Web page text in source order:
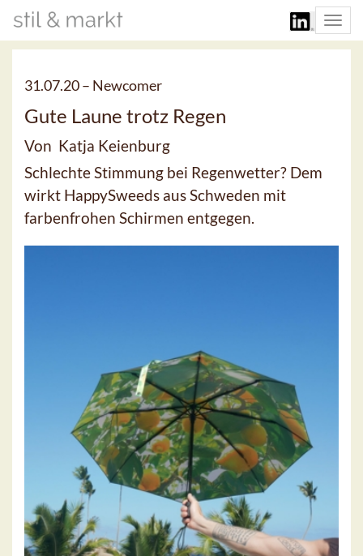
31.07.20 – Newcomer
Gute Laune trotz Regen
Von Katja Keienburg
Schlechte Stimmung bei Regenwetter? Dem
wirkt HappySweeds aus Schweden mit
farbenfrohen Schirmen entgegen.